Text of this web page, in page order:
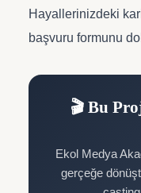
Hayallerinizdeki
başvuru formunu
🎬 Bu
Ekol Medya
gerçeğe